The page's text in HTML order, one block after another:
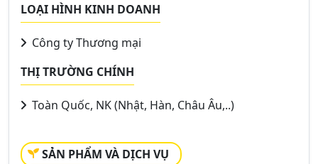
LOẠI HÌNH KINH DOANH
Công ty Thương mại
THỊ TRƯỜNG CHÍNH
Toàn Quốc, NK (Nhật, Hàn, Châu Âu,..)
SẢN PHẨM VÀ DỊCH VỤ